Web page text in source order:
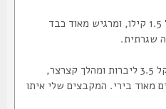
שוקל 1.5 קילו, ומרגיש מאוד כבד
2) ההדק, במשקל 3.5 ליברות ומהלך קצרצר,
בירי. המקבצים שלי איתו